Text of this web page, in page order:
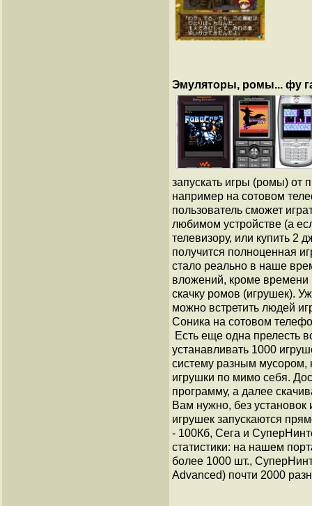
Эмуляторы, ромы... фу
запускать игры (ромы) от
например на сотовом
пользователь сможет
любимом устройстве (а
телевизору, или купить 2
получится полноценная
стало реально в наше
вложений, кроме времени
скачку ромов (игрушек).
можно встретить людей
Соника на сотовом
Есть еще одна прелесть
устанавливать 1000
систему разным мусором,
игрушки по мимо себя.
программу, а далее
Вам нужно, без
игрушек запускаются
- 100Кб, Сега и
статистики: на нашем
более 1000 шт.,
Advanced) почти 2000